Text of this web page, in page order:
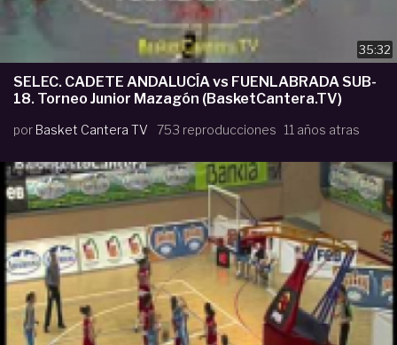
35:32
SELEC. CADETE ANDALUCÍA vs FUENLABRADA SUB-
18. Torneo Junior Mazagón (BasketCantera.TV)
por Basket Cantera TV 753 reproducciones 11 años atras